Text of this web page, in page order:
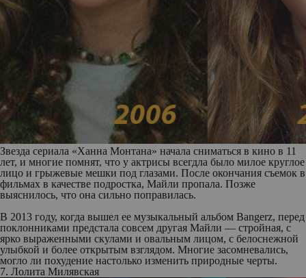
Звезда сериала «Ханна Монтана» начала сниматься в кино в 11
лет, и многие помнят, что у актрисы всегдла было милое круглое
лицо и грыжевые мешки под глазами. После окончания съемок в
фильмах в качестве подростка, Майли пропала. Позже
выяснилось, что она сильно поправилась.
В 2013 году, когда вышел ее музыкальный альбом Bangerz, перед
поклонниками предстала совсем другая Майли — стройная, с
ярко выраженными скулами и овальным лицом, с белоснежной
улыбкой и более открытым взглядом. Многие засомневались,
могло ли похудение настолько изменить природные черты.
7. Лолита Милявская